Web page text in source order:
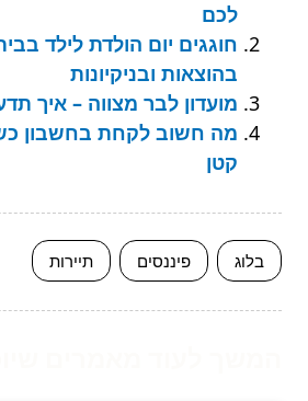
לכם
חוגגים יום הולדת לילד
בהוצאות ובניקיונות
מועדון לבר מצווה – איך
מה חשוב לקחת בחשבון
קטן
בלוג פיננסים תיירות